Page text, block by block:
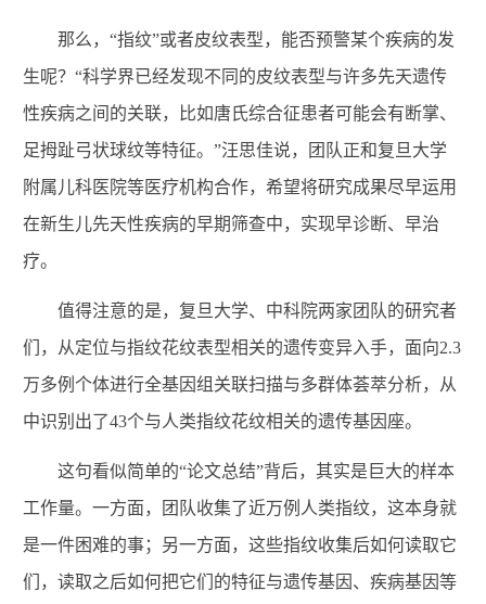
那么，“指纹”或者皮纹表型，能否预警某个疾病的发
生呢？“科学界已经发现不同的皮纹表型与许多先天遗传
性疾病之间的关联，比如唐氏综合征患者可能会有断掌、
足拇趾弓状球纹等特征。”汪思佳说，团队正和复旦大学
附属儿科医院等医疗机构合作，希望将研究成果尽早运用
在新生儿先天性疾病的早期筛查中，实现早诊断、早治
疗。
值得注意的是，复旦大学、中科院两家团队的研究者
们，从定位与指纹花纹表型相关的遗传变异入手，面向2.3
万多例个体进行全基因组关联扫描与多群体荟萃分析，从
中识别出了43个与人类指纹花纹相关的遗传基因座。
这句看似简单的“论文总结”背后，其实是巨大的样本
工作量。一方面，团队收集了近万例人类指纹，这本身就
是一件困难的事；另一方面，这些指纹收集后如何读取它
们，读取之后如何把它们的特征与遗传基因、疾病基因等